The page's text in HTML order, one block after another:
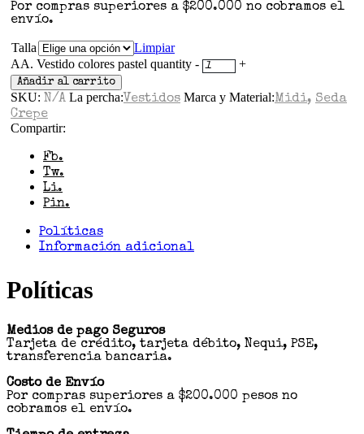
Por compras superiores a $200.000 no cobramos el
envío.
Talla
Limpiar
AA. Vestido colores pastel quantity - +
Añadir al carrito
SKU: N/A La percha:Vestidos Marca y Material:Midi, Seda
Crepe
Compartir:
Fb.
Tw.
Li.
Pin.
Políticas
Información adicional
Políticas
Medios de pago Seguros
Tarjeta de crédito, tarjeta débito, Nequi, PSE,
transferencia bancaria.
Costo de Envío
Por compras superiores a $200.000 pesos no
cobramos el envío.